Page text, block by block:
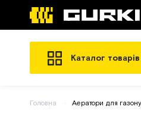
Каталог товарів
Головна Аератори для газону